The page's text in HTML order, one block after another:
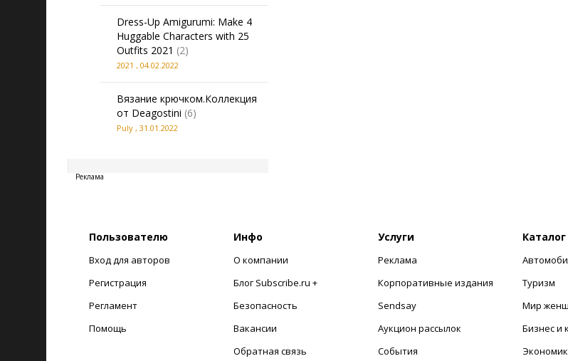
Dress-Up Amigurumi: Make 4
Huggable Characters with 25
Outfits 2021 (2)
2021 , 04.02.2022
Вязание крючком.Коллекция
от Deagostini (6)
Puly , 31.01.2022
Реклама
Пользователю
Вход для авторов
Регистрация
Регламент
Помощь
Инфо
О компании
Блог Subscribe.ru +
Безопасность
Вакансии
Обратная связь
Услуги
Реклама
Корпоративные издания
Sendsay
Аукцион рассылок
События
Туризм
Мир
Бизнес и